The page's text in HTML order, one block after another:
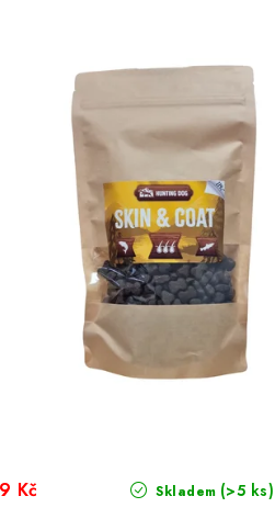
Skladem (>5 ks)
Kč